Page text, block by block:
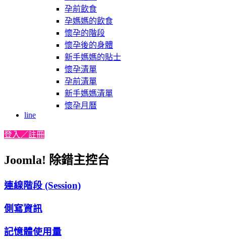
孕前飲食
孕媽媽的飲食
懷孕的階段
懷孕後的身體
新手媽媽的貼士
懷孕清單
孕前清單
新手媽媽清單
懷孕月曆
line
登入／註冊
Joomla! 除錯主控台
連線階段 (Session)
側寫資訊
記憶體使用量